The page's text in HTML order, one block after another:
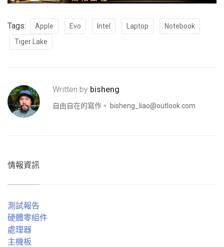
Tags: Apple Evo Intel Laptop
Notebook
Tiger Lake
Written by bisheng
自由自在的寫作。 bisheng_liao@outlook.com
情報資訊
測試報告
硬體零組件
處理器
主機板